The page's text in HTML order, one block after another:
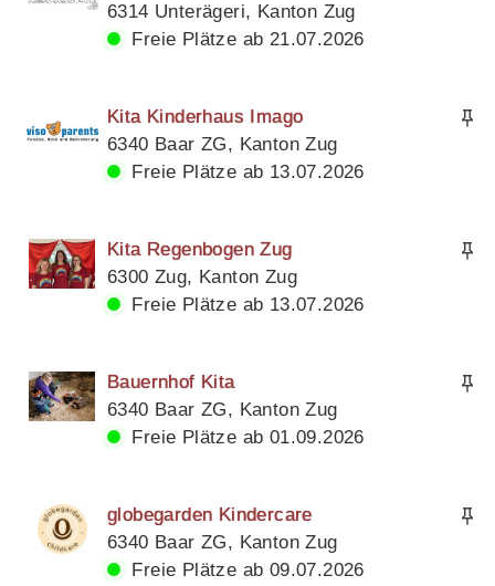
6314 Unterägeri, Kanton Zug
Freie Plätze ab 21.07.2026
Kita Kinderhaus Imago
6340 Baar ZG, Kanton Zug
Freie Plätze ab 13.07.2026
Kita Regenbogen Zug
6300 Zug, Kanton Zug
Freie Plätze ab 13.07.2026
Bauernhof Kita
6340 Baar ZG, Kanton Zug
Freie Plätze ab 01.09.2026
globegarden Kindercare
6340 Baar ZG, Kanton Zug
Freie Plätze ab 09.07.2026